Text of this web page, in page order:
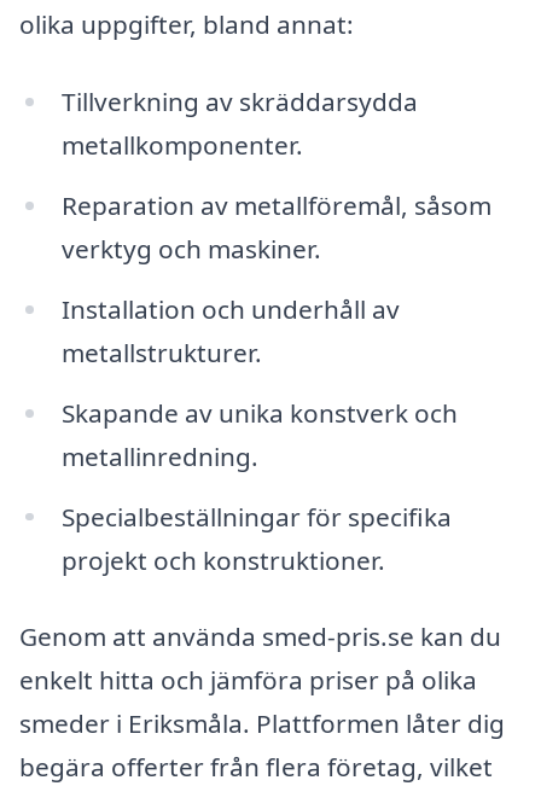
olika uppgifter, bland annat:
Tillverkning av skräddarsydda
metallkomponenter.
Reparation av metallföremål, såsom
verktyg och maskiner.
Installation och underhåll av
metallstrukturer.
Skapande av unika konstverk och
metallinredning.
Specialbeställningar för specifika
projekt och konstruktioner.
Genom att använda smed-pris.se kan du
enkelt hitta och jämföra priser på olika
smeder i Eriksmåla. Plattformen låter dig
begära offerter från flera företag, vilket